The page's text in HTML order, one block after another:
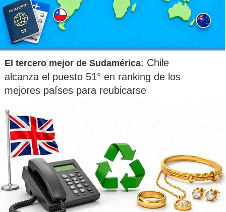
El tercero mejor de Sudamérica: Chile
alcanza el puesto 51° en ranking de los
mejores países para reubicarse